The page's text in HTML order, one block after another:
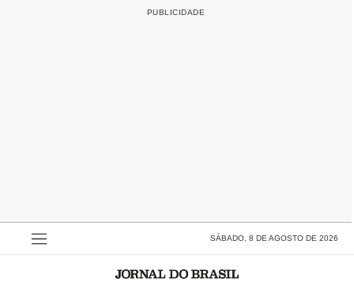
SÁBADO, 8 DE AGOSTO DE 2026